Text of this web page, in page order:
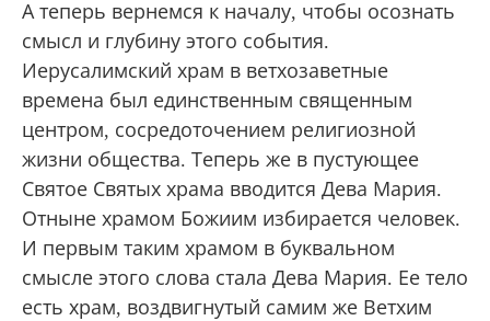
А теперь вернемся к началу, чтобы осознать
смысл и глубину этого события.
Иерусалимский храм в ветхозаветные
времена был единственным священным
центром, сосредоточением религиозной
жизни общества. Теперь же в пустующее
Святое Святых храма вводится Дева Мария.
Отныне храмом Божиим избирается человек.
И первым таким храмом в буквальном
смысле этого слова стала Дева Мария. Ее тело
есть храм, воздвигнутый самим же Ветхим